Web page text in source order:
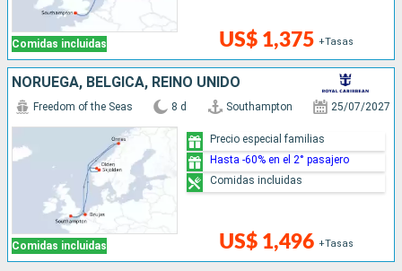
Comidas incluidas US$ 1,375 +Tasas
NORUEGA, BÉLGICA, REINO UNIDO
Comidas incluidas
Freedom of the Seas 8 d Southampton 25/07/2027
US$ 1,496 +Tasas
Precio especial familias
Hasta -60% en el 2° pasajero
Comidas incluidas